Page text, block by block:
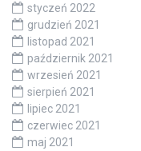
styczeń 2022
grudzień 2021
listopad 2021
październik 2021
wrzesień 2021
sierpień 2021
lipiec 2021
czerwiec 2021
maj 2021